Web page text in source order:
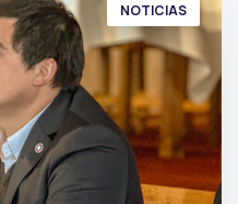
NOTICIAS